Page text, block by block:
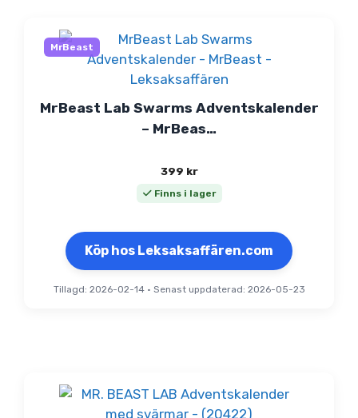
MrBeast
MrBeast Lab Swarms Adventskalender
– MrBeas…
399 kr
Finns i lager
Köp hos Leksaksaffären.com
Tillagd: 2026-02-14• Senast uppdaterad: 2026-05-23